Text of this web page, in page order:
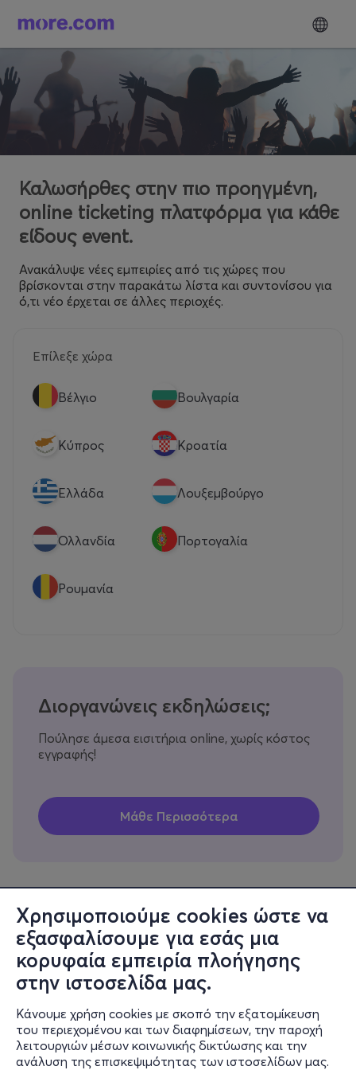
Χρησιμοποιούμε cookies ώστε να
εξασφαλίσουμε για εσάς μια
κορυφαία εμπειρία πλοήγησης
στην ιστοσελίδα μας.
Κάνουμε χρήση cookies με σκοπό την εξατομίκευση
του περιεχομένου και των διαφημίσεων, την παροχή
λειτουργιών μέσων κοινωνικής δικτύωσης και την
ανάλυση της επισκεψιμότητας των ιστοσελίδων μας.
Καλωσήρθες στην πιο προηγμένη,
online ticketing πλατφόρμα για κάθε
είδους event.
Ανακάλυψε νέες εμπειρίες από τις χώρες που
βρίσκονται στην παρακάτω λίστα και συντονίσου για
ό,τι νέο έρχεται σε άλλες περιοχές.
Επίλεξε χώρα
Βέλγιο Βουλγαρία
Κύπρος Κροατία
Eλλάδα Λουξεμβούργο
Ολλανδία Πορτογαλία
Ρουμανία
Διοργανώνεις εκδηλώσεις;
Πούλησε άμεσα εισιτήρια online, χωρίς κόστος
εγγραφής!
Πληροφορίες
Υποστήριξη
Stay Connected